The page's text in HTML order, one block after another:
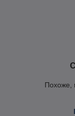
Похоже,